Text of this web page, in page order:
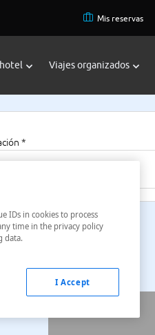
Mis reservas
Viajes organizados
*
IDs in cookies to process
time in the privacy policy
data.
I Accept